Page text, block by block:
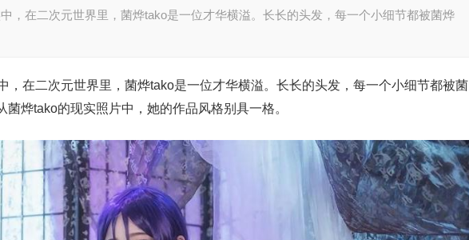
，在二次元世界里，菌烨tako是一位才华横溢。长长的头发，每一个小细节都被菌烨
，在二次元世界里，菌烨tako是一位才华横溢。长长的头发，每一个小细节都被菌
菌烨tako的现实照片中，她的作品风格别具一格。